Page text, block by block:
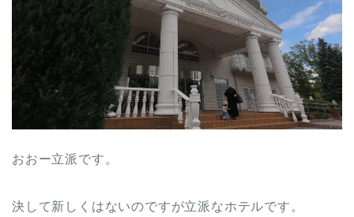
おおー立派です。
決して新しくはないのですが立派なホテルです。